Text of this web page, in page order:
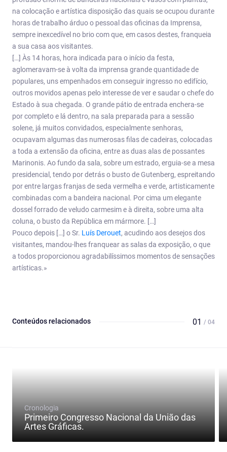
na colocação e artística disposição das quais se ocupou durante
horas de trabalho árduo o pessoal das oficinas da Imprensa,
sempre inexcedível no brio com que, em casos destes, franqueia
a sua casa aos visitantes.
[…] Às 14 horas, hora indicada para o início da festa,
aglomeravam-se à volta da imprensa grande quantidade de
populares, uns empenhados em conseguir ingresso no edifício,
outros movidos apenas pelo interesse de ver e saudar o chefe do
Estado à sua chegada. O grande pátio de entrada enchera-se
por completo e lá dentro, na sala preparada para a sessão
solene, já muitos convidados, especialmente senhoras,
ocupavam algumas das numerosas filas de cadeiras, colocadas
a toda a extensão da oficina, entre as duas alas de possantes
Marinonis. Ao fundo da sala, sobre um estrado, erguia-se a mesa
presidencial, tendo por detrás o busto de Gutenberg, espreitando
por entre largas franjas de seda vermelha e verde, artisticamente
combinadas com a bandeira nacional. Por cima um elegante
dossel forrado de veludo carmesim e à direita, sobre uma alta
coluna, o busto da República em mármore. […]
Pouco depois […] o Sr. Luís Derouet, acudindo aos desejos dos
visitantes, mandou-lhes franquear as salas da exposição, o que
a todos proporcionou agradabilíssimos momentos de sensações
artísticas.»
Conteúdos relacionados 01 / 04
Cronologia
Primeiro Congresso Nacional da União das
Artes Gráficas.